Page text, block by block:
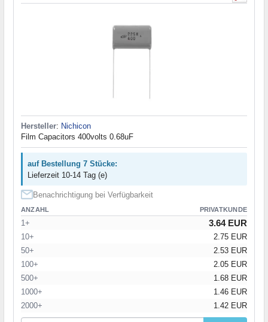
Hersteller: Nichicon
Film Capacitors 400volts 0.68uF
auf Bestellung 7 Stücke:
Lieferzeit 10-14 Tag (e)
Benachrichtigung bei Verfügbarkeit
ANZAHL PRIVATKUNDE
1+ 3.64 EUR
10+
2.75 EUR
50+
2.53 EUR
100+
2.05 EUR
500+
1.68 EUR
1000+
1.46 EUR
2000+
1.42 EUR